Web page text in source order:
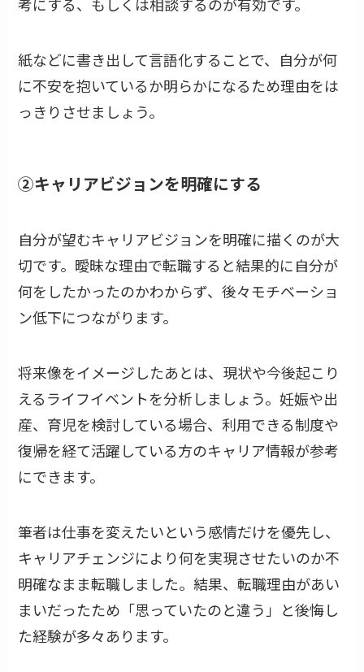
紙などに書き出して言語化することで、自分が何
に不安を抱いているか明らかになるため理由をは
っきりさせましょう。
②キャリアビジョンを明確にする
自分が望むキャリアビジョンを明確に描くのが大
切です。曖昧な理由で転職すると結果的に自分が
何をしたかったのかわからず、後々モチベーショ
ン低下につながります。
将来像をイメージしたあとは、現状や今後起こり
えるライフイベントを分析しましょう。妊娠や出
産、育児を検討している場合、利用できる制度や
復帰を経て活躍している方のキャリア情報が参考
にできます。
筆者は仕事を変えたいという感情だけを優先し、
キャリアチェンジにより何を実現させたいのか不
明確なまま転職しました。結果、転職理由があい
まいだったため「思っていたのと違う」と後悔し
た経験が多々あります。